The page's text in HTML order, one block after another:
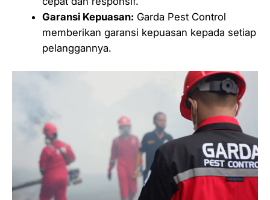
Garansi Kepuasan: Garda Pest Control
memberikan garansi kepuasan kepada setiap
pelanggannya.